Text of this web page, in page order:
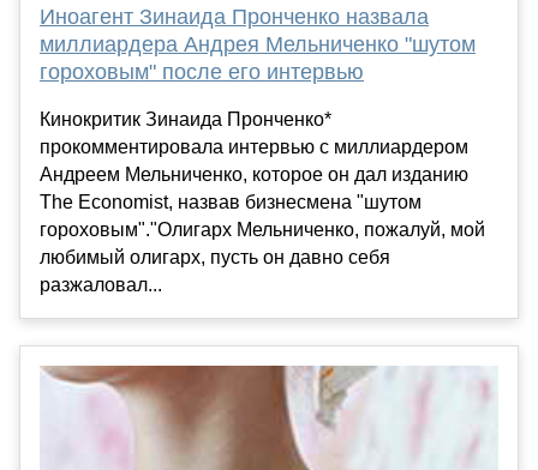
Иноагент Зинаида Пронченко назвала
миллиардера Андрея Мельниченко "шутом
гороховым" после его интервью
Кинокритик Зинаида Пронченко*
прокомментировала интервью с миллиардером
Андреем Мельниченко, которое он дал изданию
The Economist, назвав бизнесмена "шутом
гороховым"."Олигарх Мельниченко, пожалуй, мой
любимый олигарх, пусть он давно себя
разжаловал...